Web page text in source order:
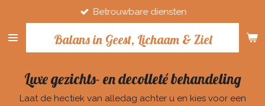
direct
naar
Balans in Geest, Lichaam & Ziel
Betrouwbare diensten
Luxe gezichts- en decolleté behandeling
Laat de hectiek van alledag achter u en kies voor een